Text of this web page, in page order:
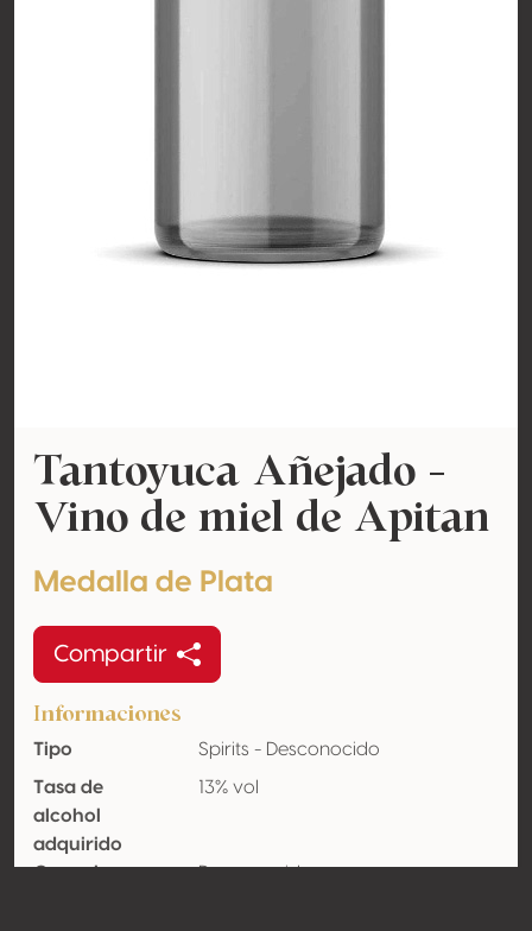
Tantoyuca Añejado -
Vino de miel de Apitan
Medalla de Plata
Compartir
Informaciones
Tipo
Spirits - Desconocido
Tasa de
alcohol
adquirido
13% vol
Con crianza
Desconocido